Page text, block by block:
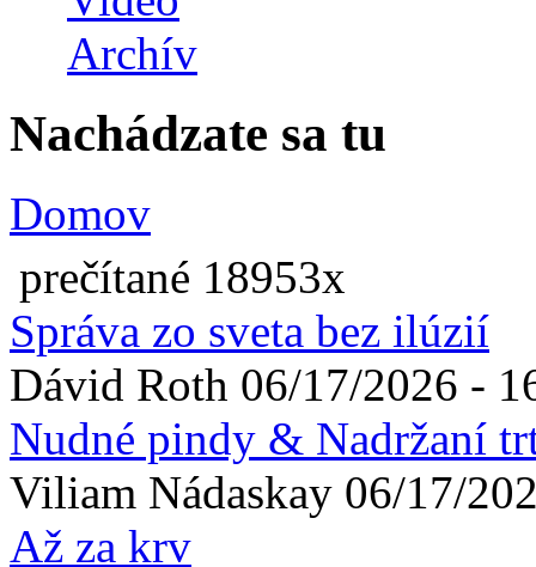
Archív
Nachádzate sa tu
Domov
prečítané 18953x
Správa zo sveta bez ilúzií
Dávid Roth 06/17/2026 -
Nudné pindy & Nadržaní
Viliam Nádaskay 06/17/
Až za krv